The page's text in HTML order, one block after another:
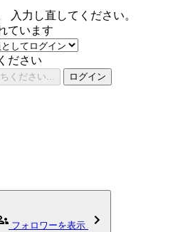
入力し直してください。
ています
ださい
ください... ログイン
フォロワーを表示